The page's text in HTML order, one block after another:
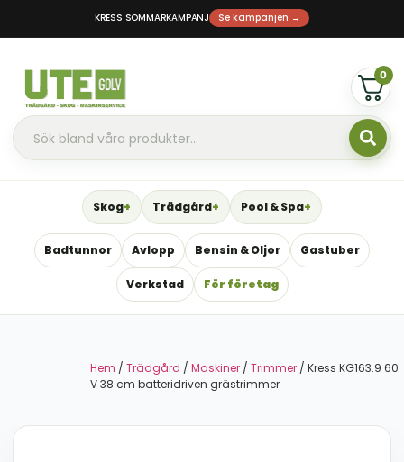
KRESS SOMMARKAMPANJ Se kampanjen →
0
Skog Trädgård Pool & Spa
Badtunnor Avlopp Bensin & Oljor Gastuber
Verkstad För företag
Hem / Trädgård / Maskiner / Trimmer / Kress KG163.9 60
V 38 cm batteridriven grästrimmer